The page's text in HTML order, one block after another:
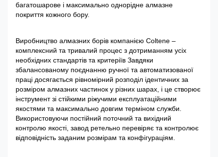
багатошарове і максимально однорідне алмазне
покриття кожного бору.
Виробництво алмазних борів компанією Coltene –
комплексний та тривалий процес з дотриманням усіх
необхідних стандартів та критеріїв Завдяки
збалансованому поєднанню ручної та автоматизованої
праці досягається рівномірний розподіл ідентичних за
розміром алмазних частинок у різних шарах, і це створює
інструмент зі стійкими ріжучими експлуатаційними
якостями та максимально довгим терміном служби.
Використовуючи постійний поточний та вихідний
контролю якості, завод ретельно перевіряє та контролює
відповідність заданим розмірам та конфігураціям.